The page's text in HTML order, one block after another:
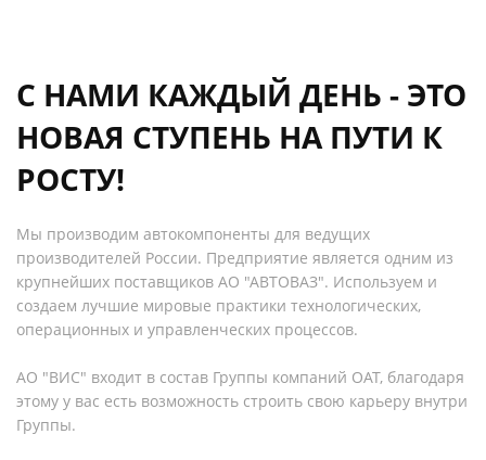
С НАМИ КАЖДЫЙ ДЕНЬ - ЭТО
НОВАЯ СТУПЕНЬ НА ПУТИ К
РОСТУ!
Мы производим автокомпоненты для ведущих
производителей России. Предприятие является одним из
крупнейших поставщиков АО "АВТОВАЗ". Используем и
создаем лучшие мировые практики технологических,
операционных и управленческих процессов.
АО "ВИС" входит в состав Группы компаний ОАТ, благодаря
этому у вас есть возможность строить свою карьеру внутри
Группы.